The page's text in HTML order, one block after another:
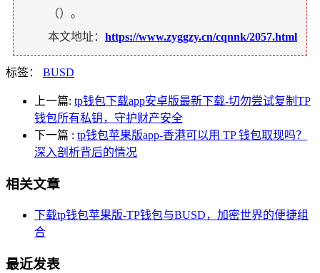
（）。
本文地址： https://www.zyggzy.cn/cqnnk/2057.html
标签： BUSD
上一篇: tp钱包下载app安卓版最新下载-切勿尝试复制TP
钱包所有私钥，守护财产安全
下一篇 : tp钱包苹果版app-香港可以用 TP 钱包取现吗？
深入剖析背后的情况
相关文章
下载tp钱包苹果版-TP钱包与BUSD，加密世界的便捷组
合
最近发表